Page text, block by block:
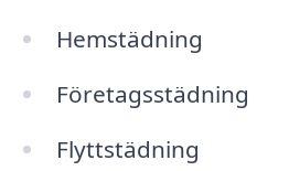
Hemstädning
Företagsstädning
Flyttstädning